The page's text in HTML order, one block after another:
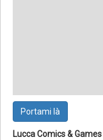
Portami là
Lucca Comics & Games